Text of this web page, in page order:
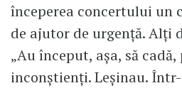
începerea concertului un
de ajutor de urgență. Alți
„Au început, așa, să cadă,
inconștienți. Leșinau.